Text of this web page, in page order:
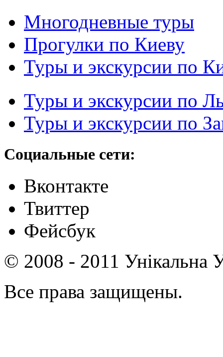
Многодневные туры
Прогулки по Киеву
Туры и экскурсии по
Туры и экскурсии по
Туры и экскурсии по
Социальные сети:
Вконтакте
Твиттер
Фейсбук
© 2008 - 2011 Унікальна
Все права защищены.